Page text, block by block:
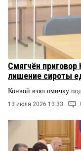
Смягчён
лишение сироты
Конвой взял омичку
13 июля 2026 13:33